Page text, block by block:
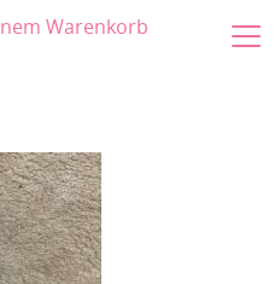
Warenkorb